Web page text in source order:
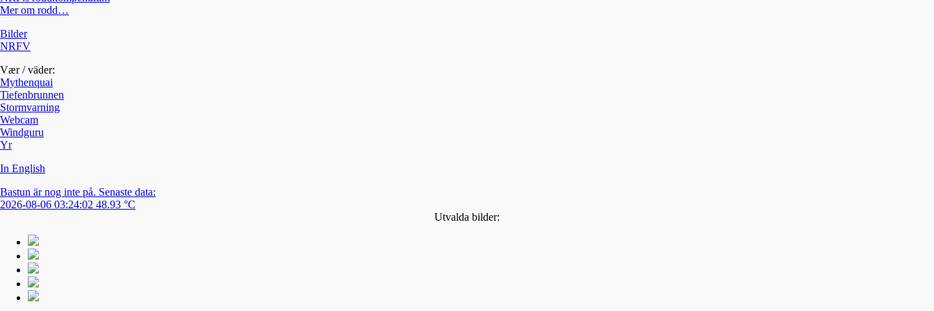
Mer om rodd…
Bilder
NRFV
Vær / väder:
Mythenquai
Tiefenbrunnen
Stormvarning
Webcam
Windguru
Yr
In English
Bastun är nog inte på. Senaste data:
2026-08-06 03:24:02 48.93 °C
Utvalda bilder: